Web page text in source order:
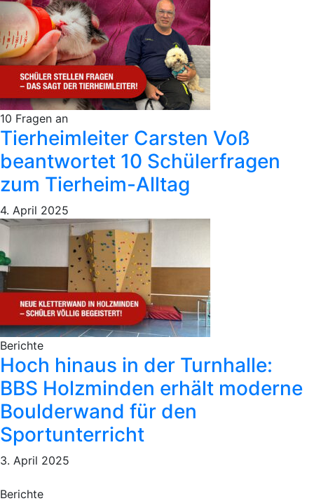
10 Fragen an
Tierheimleiter Carsten Voß
beantwortet 10 Schülerfragen
zum Tierheim-Alltag
4. April 2025
Berichte
Hoch hinaus in der Turnhalle:
BBS Holzminden erhält moderne
Boulderwand für den
Sportunterricht
3. April 2025
Berichte